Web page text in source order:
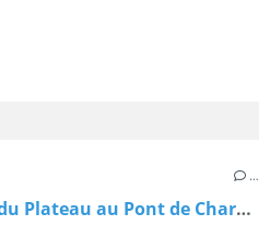
…
Balade à Saint Maurice du Plateau au Pont de Charenton